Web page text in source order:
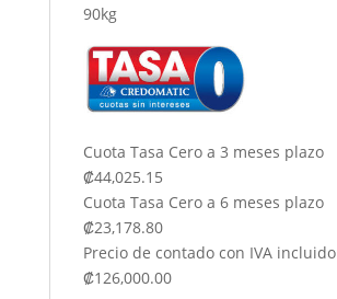
90kg
Cuota Tasa Cero a 3 meses plazo
₡44,025.15
Cuota Tasa Cero a 6 meses plazo
₡23,178.80
Precio de contado con IVA incluido
₡126,000.00